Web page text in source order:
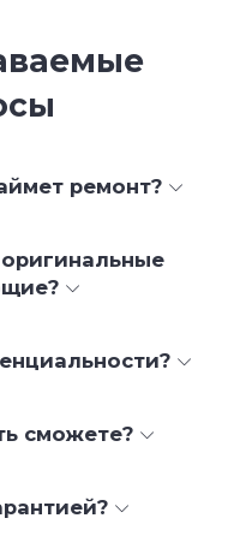
ремонт?
сможете?